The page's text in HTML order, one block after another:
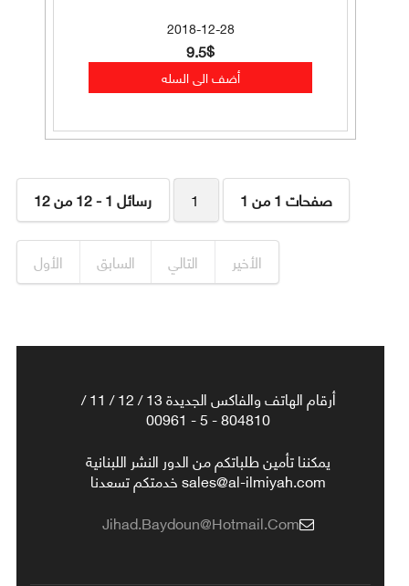
2018-12-28
9.5$
رسائل 1 - 12 من 12 1 صفحات 1 من 1
الأول السابق التالي الأخير
أرقام الهاتف والفاكس الجديدة 13 / 12 / 11 /
804810 - 5 - 00961
يمكننا تأمين طلباتكم من الدور النشر اللبنانية
sales@al-ilmiyah.com خدمتكم تسعدنا
Jihad.baydoun@hotmail.com